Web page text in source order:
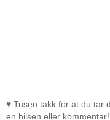
♥ Tusen takk for at du tar
en hilsen eller